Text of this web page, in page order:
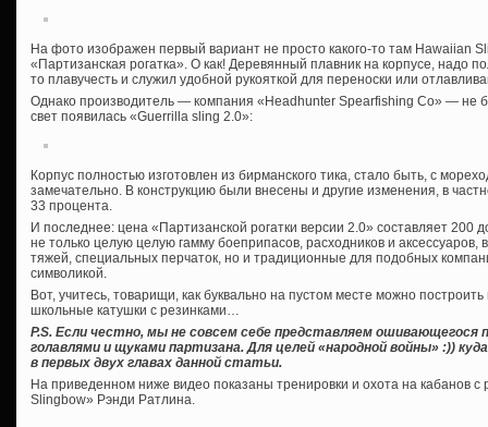
На фото изображен первый вариант не просто какого-то там Hawaiian
«Партизанская рогатка». О как! Деревянный плавник на корпусе, надо
то плавучесть и служил удобной рукояткой для переноски или
Однако производитель — компания «Headhunter Spearfishing Co» — не
свет появилась «Guerrilla sling 2.0»:
Корпус полностью изготовлен из бирманского тика, стало быть, с
замечательно. В конструкцию были внесены и другие изменения, в
33 процента.
И последнее: цена «Партизанской рогатки версии 2.0» составляет 200
не только целую целую гамму боеприпасов, расходников и аксессуаров,
тяжей, специальных перчаток, но и традиционные для подобных
символикой.
Вот, учитесь, товарищи, как буквально на пустом месте можно
школьные катушки с резинками…
P.S. Если честно, мы не совсем себе представляем ошивающегося
голавлями и щуками партизана. Для целей «народной войны» :))
в первых двух главах данной статьи.
На приведенном ниже видео показаны тренировки и охота на кабанов с
Slingbow» Рэнди Ратлина.